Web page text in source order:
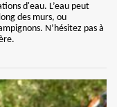
d'eau. L’eau peut
des murs, ou
N’hésitez pas à